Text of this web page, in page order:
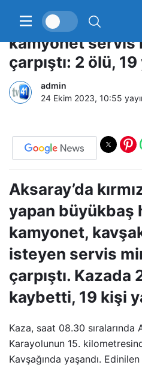
Işık ihlali yapan
kamyonet servis
çarpıştı: 2 ölü, 19
admin
24 Ekim 2023, 10:55
Aksaray’da
yapan büyükbaş
kamyonet,
isteyen servis
çarpıştı. Kazada
kaybetti, 19 kişi
Kaza, saat 08.30 sıralarında
Karayolunun 15.
Kavşağında yaşandı.